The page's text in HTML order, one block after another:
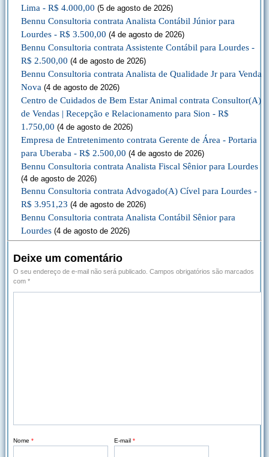
Lima - R$ 4.000,00 (5 de agosto de 2026)
Bennu Consultoria contrata Analista Contábil Júnior para
Lourdes - R$ 3.500,00 (4 de agosto de 2026)
Bennu Consultoria contrata Assistente Contábil para Lourdes -
R$ 2.500,00 (4 de agosto de 2026)
Bennu Consultoria contrata Analista de Qualidade Jr para Venda
Nova (4 de agosto de 2026)
Centro de Cuidados de Bem Estar Animal contrata Consultor(A)
de Vendas | Recepção e Relacionamento para Sion - R$
1.750,00 (4 de agosto de 2026)
Empresa de Entretenimento contrata Gerente de Área - Portaria
para Uberaba - R$ 2.500,00 (4 de agosto de 2026)
Bennu Consultoria contrata Analista Fiscal Sênior para Lourdes
(4 de agosto de 2026)
Bennu Consultoria contrata Advogado(A) Cível para Lourdes -
R$ 3.951,23 (4 de agosto de 2026)
Bennu Consultoria contrata Analista Contábil Sênior para
Lourdes (4 de agosto de 2026)
Deixe um comentário
O seu endereço de e-mail não será publicado. Campos obrigatórios são marcados
com *
Nome * E-mail *